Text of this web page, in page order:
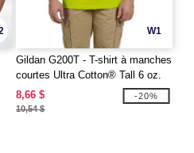
W1
Gildan G200T - T-shirt à manches
courtes Ultra Cotton® Tall 6 oz.
8,66 $
10,54 $
-20%